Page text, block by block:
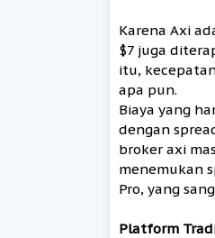
Karena Axi
$7 juga
itu,
apa pun.
Biaya yang
dengan
broker axi
menemukan
Pro, yang
Platform